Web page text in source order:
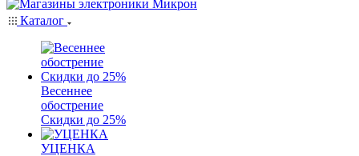
Каталог
Весеннее
обострение
Скидки до 25%
УЦЕНКА